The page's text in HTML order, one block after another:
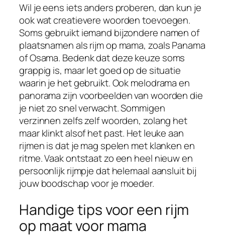
Wil je eens iets anders proberen, dan kun je
ook wat creatievere woorden toevoegen.
Soms gebruikt iemand bijzondere namen of
plaatsnamen als rijm op mama, zoals Panama
of Osama. Bedenk dat deze keuze soms
grappig is, maar let goed op de situatie
waarin je het gebruikt. Ook melodrama en
panorama zijn voorbeelden van woorden die
je niet zo snel verwacht. Sommigen
verzinnen zelfs zelf woorden, zolang het
maar klinkt alsof het past. Het leuke aan
rijmen is dat je mag spelen met klanken en
ritme. Vaak ontstaat zo een heel nieuw en
persoonlijk rijmpje dat helemaal aansluit bij
jouw boodschap voor je moeder.
Handige tips voor een rijm
op maat voor mama